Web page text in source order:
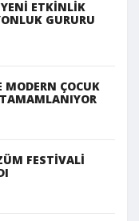
ETKİNLİK
GURURU
MODERN ÇOCUK
FESTİVALİ